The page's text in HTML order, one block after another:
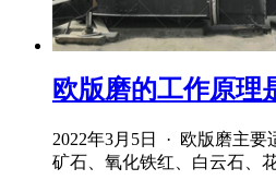
欧版磨的工作原理
2022年3月5日 · 欧版磨主
矿石、氧化铁红、白云石、